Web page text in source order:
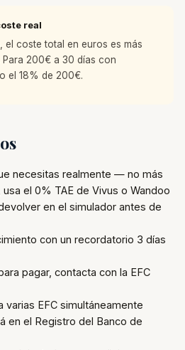
real
el coste total en euros es más
Para 200€ a 30 días con
el 18% de 200€.
necesitas realmente — no más
el 0% TAE de Vivus o Wandoo
en el simulador antes de
con un recordatorio 3 días
pagar, contacta con la EFC
varias EFC simultáneamente
en el Registro del Banco de